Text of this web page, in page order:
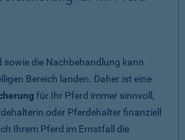
sowie die Nachbehandlung kann
Bereich landen. Daher ist eine
für Ihr Pferd immer sinnvoll,
oder Pferdehalter finanziell
Ihrem Pferd im Ernstfall die